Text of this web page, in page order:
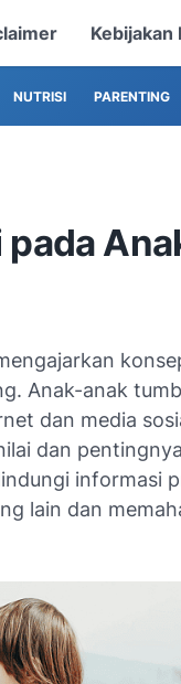
Kebijakan
NUTRISI PARENTING
pada
Anak-anak
dan media
dan pentingnya
informasi
lain dan